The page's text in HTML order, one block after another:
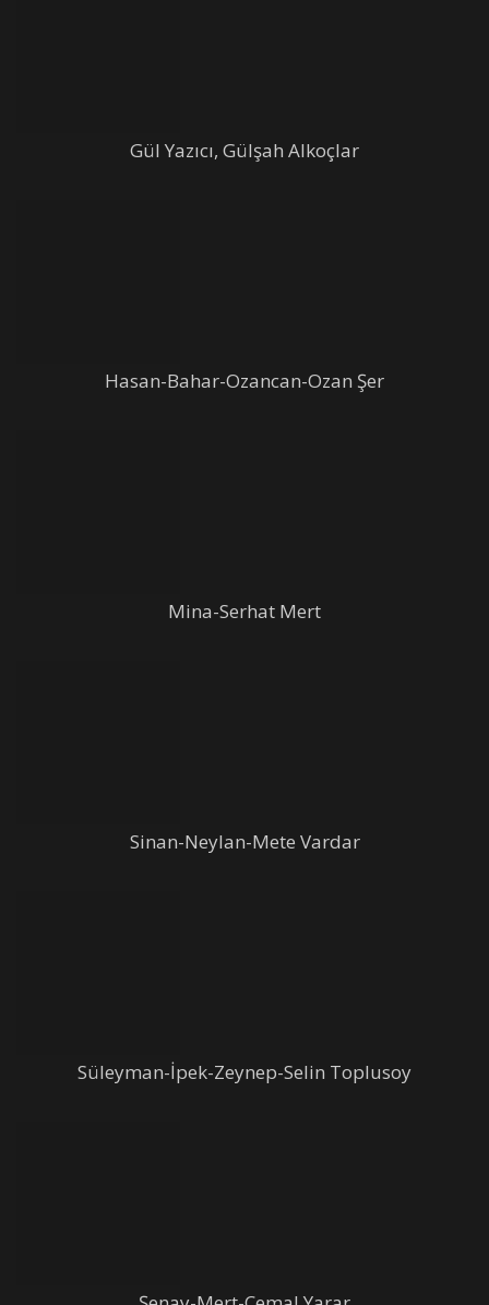
Gül Yazıcı, Gülşah Alkoçlar
Hasan-Bahar-Ozancan-Ozan Şer
Mina-Serhat Mert
Sinan-Neylan-Mete Vardar
Süleyman-İpek-Zeynep-Selin Toplusoy